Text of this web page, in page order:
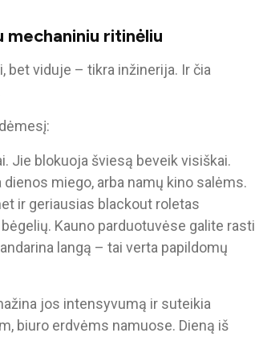
mechaniniu ritinėliu
bet viduje – tikra inžinerija. Ir čia
Jie blokuoja šviesą beveik visiškai.
miego, arba namų kino salėms.
ir geriausias blackout roletas
Kauno parduotuvėse galite rasti
langą – tai verta papildomų
jos intensyvumą ir suteikia
biuro erdvėms namuose. Dieną iš